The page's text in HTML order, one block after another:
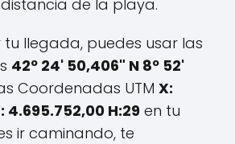
de la playa.
llegada, puedes usar las
42º 24' 50,406" N 8º 52'
Coordenadas UTM X:
4.695.752,00 H:29 en tu
ir caminando, te